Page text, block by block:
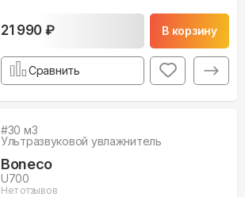
21 990 ₽ В корзину
Сравнить
#30 м3
Ультразвуковой увлажнитель
Boneco
U700
Нет отзывов